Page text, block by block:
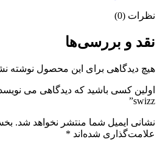
نظرات (0)
نقد و بررسی‌ها
هیچ دیدگاهی برای این محصول نوشته
اولین کسی باشید که دیدگاهی می
swizz”
نشانی ایمیل شما منتشر نخواهد شد.
علامت‌گذاری شده‌اند *